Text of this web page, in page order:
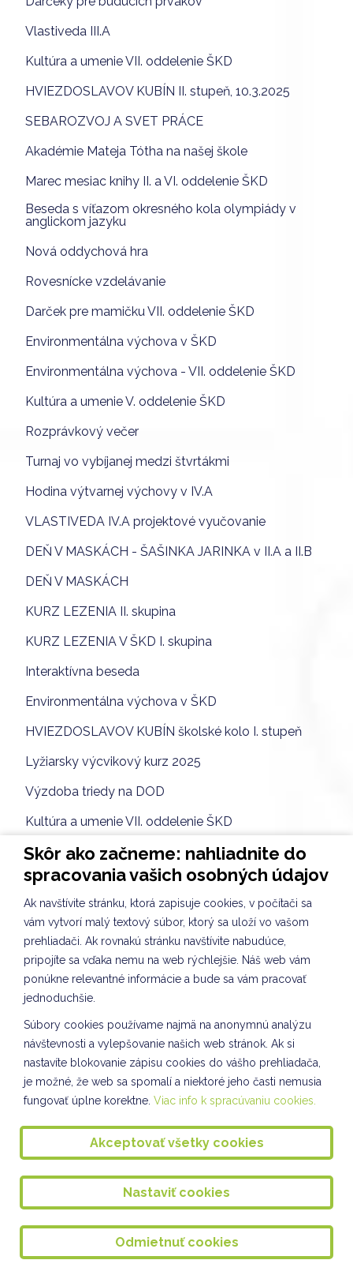
Vlastiveda III.A
Kultúra a umenie VII. oddelenie ŠKD
HVIEZDOSLAVOV KUBÍN II. stupeň, 10.3.2025
SEBAROZVOJ A SVET PRÁCE
Akadémie Mateja Tótha na našej škole
Marec mesiac knihy II. a VI. oddelenie ŠKD
Beseda s víťazom okresného kola olympiády v
anglickom jazyku
Nová oddychová hra
Rovesnícke vzdelávanie
Darček pre mamičku VII. oddelenie ŠKD
Environmentálna výchova v ŠKD
Environmentálna výchova - VII. oddelenie ŠKD
Kultúra a umenie V. oddelenie ŠKD
Rozprávkový večer
Turnaj vo vybíjanej medzi štvrtákmi
Hodina výtvarnej výchovy v IV.A
VLASTIVEDA IV.A projektové vyučovanie
DEŇ V MASKÁCH - ŠAŠINKA JARINKA v II.A a II.B
DEŇ V MASKÁCH
KURZ LEZENIA II. skupina
KURZ LEZENIA V ŠKD I. skupina
Interaktívna beseda
Environmentálna výchova v ŠKD
HVIEZDOSLAVOV KUBÍN školské kolo I. stupeň
Lyžiarsky výcvikový kurz 2025
Výzdoba triedy na DOD
Kultúra a umenie VII. oddelenie ŠKD
Návšteva materskej školy
DOPRAVÁČIK
Darčeky pre budúcich prvákov
DOPRAVÁČIK III. a VII. oddelenie ŠKD - Rovesnícke
vzdelávanie
Spoločnosť a príroda - rovesnícke vzdelávanie
CLIL v ŠKD I. oddelenie ŠKD
Komunikácia a práca s informáciami VII. oddelenie
ŠKD
Sebarozvoj a svet práce VI. oddelenie ŠKD
Environmentálne premietanie
Sadenie mikrozeleniny VIII. oddelenie ŠKD
BURZA HRAČIEK
Sebarozvoj a svet práce II. oddelenie ŠKD
Návšteva Ústrednej knižnice na Miletičovej ulici
Skôr ako začneme: nahliadnite do
spracovania vašich osobných údajov
Ak navštívite stránku, ktorá zapisuje cookies, v počítači sa
vám vytvorí malý textový súbor, ktorý sa uloží vo vašom
prehliadači. Ak rovnakú stránku navštívite nabudúce,
pripojíte sa vďaka nemu na web rýchlejšie. Náš web vám
ponúkne relevantné informácie a bude sa vám pracovať
jednoduchšie.
Súbory cookies používame najmä na anonymnú analýzu
návštevnosti a vylepšovanie našich web stránok. Ak si
nastavíte blokovanie zápisu cookies do vášho prehliadača,
je možné, že web sa spomalí a niektoré jeho časti nemusia
fungovať úplne korektne. Viac info k spracúvaniu cookies.
Akceptovať všetky cookies
Nastaviť cookies
Odmietnuť cookies